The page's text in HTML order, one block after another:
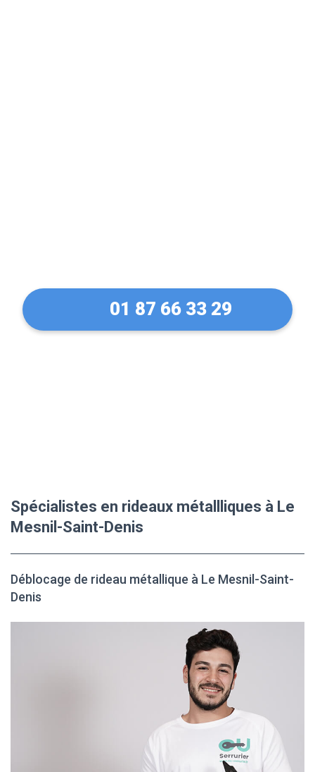
01 87 66 33 29
Spécialistes en rideaux métallliques à Le
Mesnil-Saint-Denis
Déblocage de rideau métallique à Le Mesnil-Saint-
Denis